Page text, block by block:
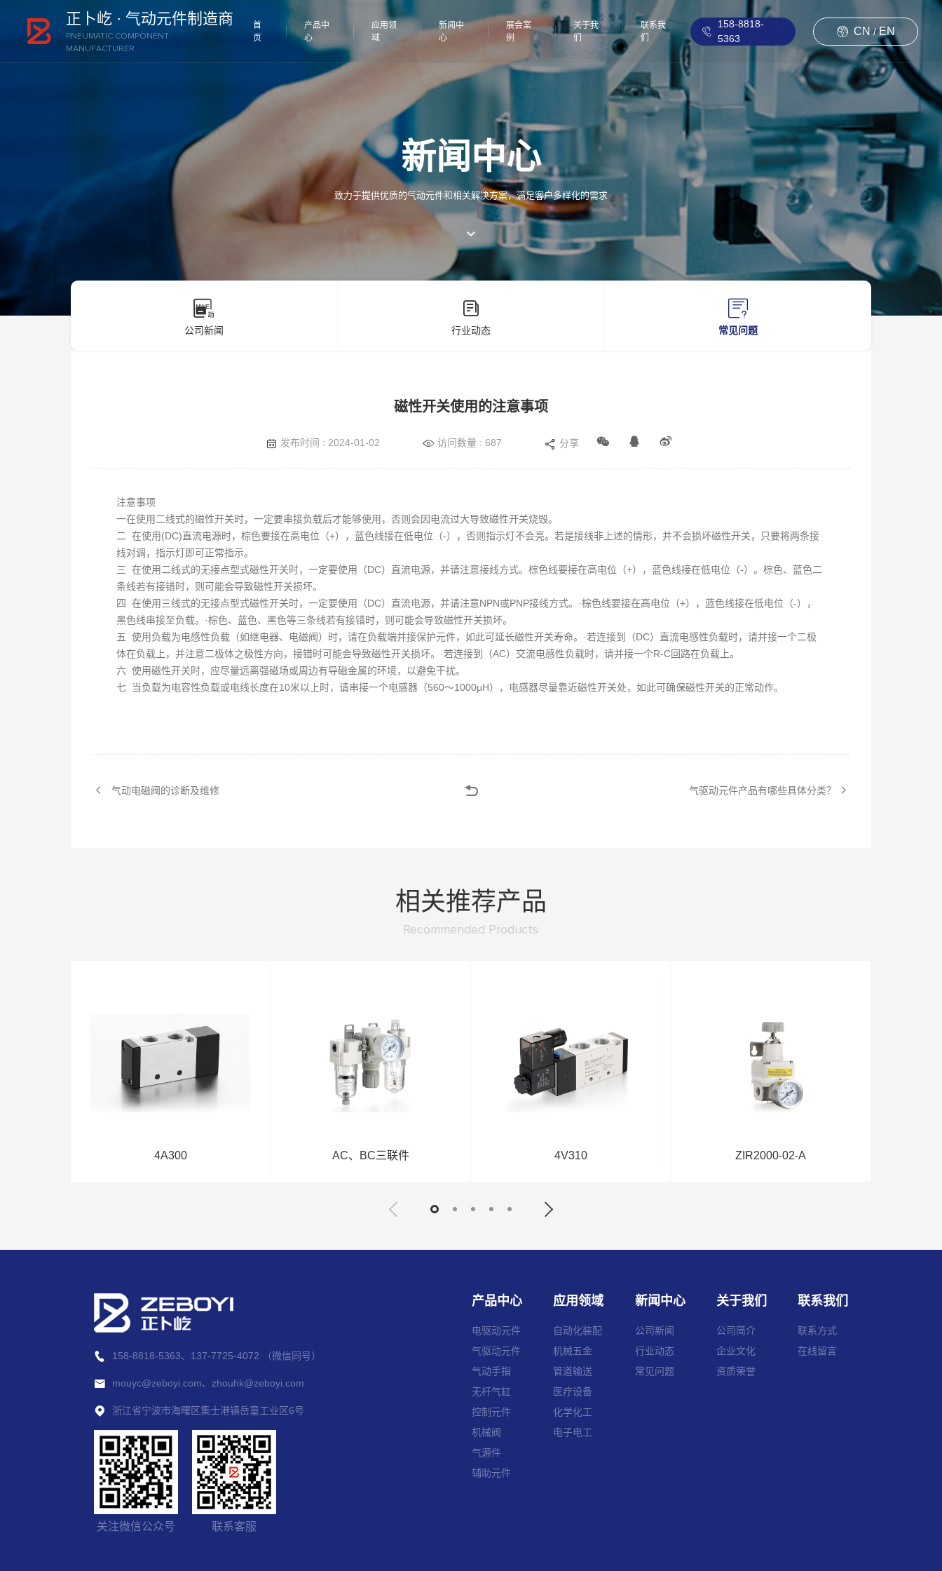
正卜屹 · 气动元件制造商
PNEUMATIC COMPONENT
MANUFACTURER
首
页
产品中
心
应用领
域
新闻中
心
展会案
例
关于我
们
联系我
们
158-8818-
5363
CN/EN
新闻中心
致力于提供优质的气动元件和相关解决方案，满足客户多样化的需求
公司新闻 行业动态 常见问题
磁性开关使用的注意事项
发布时间 : 2024-01-02 访问数量 : 687 分享
注意事项
一在使用二线式的磁性开关时，一定要串接负载后才能够使用，否则会因电流过大导致磁性开关烧毁。
二 在使用(DC)直流电源时，棕色要接在高电位（+），蓝色线接在低电位（-），否则指示灯不会亮。若是接线非上述的情形，并不会损坏磁性开关，只要将两条接
线对调，指示灯即可正常指示。
三 在使用二线式的无接点型式磁性开关时，一定要使用（DC）直流电源，并请注意接线方式。棕色线要接在高电位（+），蓝色线接在低电位（-）。棕色、蓝色二
条线若有接错时，则可能会导致磁性开关损坏。
四 在使用三线式的无接点型式磁性开关时，一定要使用（DC）直流电源，并请注意NPN或PNP接线方式。·棕色线要接在高电位（+），蓝色线接在低电位（-），
黑色线串接至负载。·棕色、蓝色、黑色等三条线若有接错时，则可能会导致磁性开关损坏。
五 使用负载为电感性负载（如继电器、电磁阀）时，请在负载端并接保护元件，如此可延长磁性开关寿命。·若连接到（DC）直流电感性负载时，请并接一个二极
体在负载上，并注意二极体之极性方向，接错时可能会导致磁性开关损坏。·若连接到（AC）交流电感性负载时，请并接一个R-C回路在负载上。
六 使用磁性开关时，应尽量远离强磁场或周边有导磁金属的环境，以避免干扰。
七 当负载为电容性负载或电线长度在10米以上时，请串接一个电感器（560～1000μH），电感器尽量靠近磁性开关处，如此可确保磁性开关的正常动作。
气动电磁阀的诊断及维修 气驱动元件产品有哪些具体分类？
相关推荐产品
Recommended Products
4A300 AC、BC三联件 4V310 ZIR2000-02-A
关
系
158-8818-5363、137-7725-4072 （微信同号）
mouyc@zeboyi.com、zhouhk@zeboyi.com
浙江省宁波市海曙区集士港镇岳童工业区6号
关注微信公众号 联系客服
产品中心
电驱动元件
气驱动元件
气动手指
无杆气缸
控制元件
机械阀
气源件
辅助元件
应用领域
自动化装配
机械五金
管道输送
医疗设备
化学化工
电子电工
新闻中心
公司新闻
行业动态
常见问题
关于我们
公司简介
企业文化
资质荣誉
联系我们
联系方式
在线留言